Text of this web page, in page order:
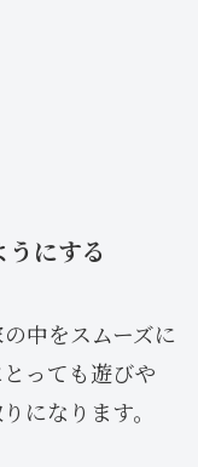
にする
中をスムーズに
っても遊びや
になります。